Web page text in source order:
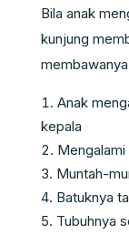
Bila anak
kunjung
Anak
kepala
Muntah-
Batuknya
Tubuhnya